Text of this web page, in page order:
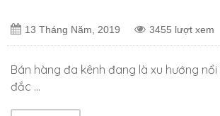
13 Tháng Năm, 2019 3455 lượt xem
Bán hàng đa kênh đang là xu hướng
đắc …